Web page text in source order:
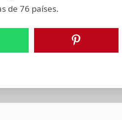
de 76 países.